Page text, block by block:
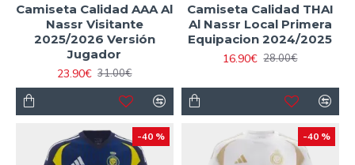
Camiseta Calidad AAA Al
Nassr Visitante
2025/2026 Versión
Jugador
23.90€ 31.00€
Camiseta Calidad THAI
Al Nassr Local Primera
Equipacion 2024/2025
16.90€ 28.00€
-40 % -40 %